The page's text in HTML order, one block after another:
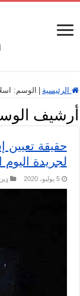
الرئيسية الوسم:
أرشيف
حقيقة تعيين
لجريدة اليوم
5 يوليو، 2020 دين